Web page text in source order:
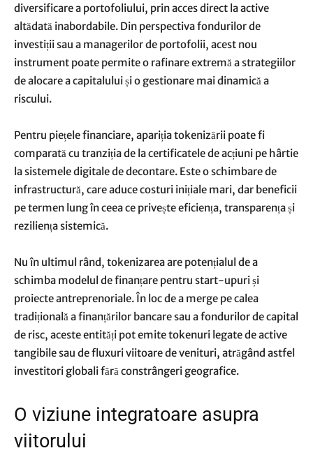
diversificare a portofoliului, prin acces direct la active
altădată inabordabile. Din perspectiva fondurilor de
investiții sau a managerilor de portofolii, acest nou
instrument poate permite o rafinare extremă a strategiilor
de alocare a capitalului și o gestionare mai dinamică a
riscului.
Pentru piețele financiare, apariția tokenizării poate fi
comparată cu tranziția de la certificatele de acțiuni pe hârtie
la sistemele digitale de decontare. Este o schimbare de
infrastructură, care aduce costuri inițiale mari, dar beneficii
pe termen lung în ceea ce privește eficiența, transparența și
reziliența sistemică.
Nu în ultimul rând, tokenizarea are potențialul de a
schimba modelul de finanțare pentru start-upuri și
proiecte antreprenoriale. În loc de a merge pe calea
tradițională a finanțărilor bancare sau a fondurilor de capital
de risc, aceste entități pot emite tokenuri legate de active
tangibile sau de fluxuri viitoare de venituri, atrăgând astfel
investitori globali fără constrângeri geografice.
O viziune integratoare asupra
viitorului